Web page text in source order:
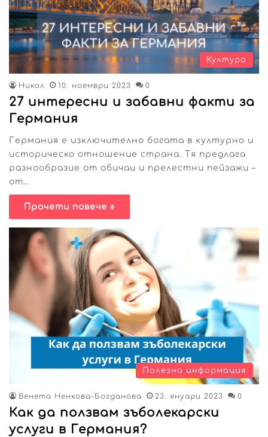
Култура
Никол 10. ноември 2023 0
27 интересни и забавни факти за
Германия
Германия е изключително богата в културно и
историческо отношение страна. Тя предлага
разнообразие от обичаи и прелестни пейзажи –
от…
Прочети повече »
Полезна информация
Венета Ненкова-Богданова 23. януари 2023 0
Как да ползвам зъболекарски
услуги в Германия?